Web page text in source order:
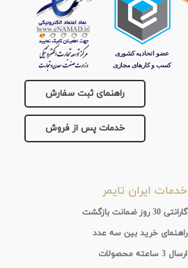
راهنمای ثبت سفارش
خدمات پس از فروش
خدمات ایران تایمر
گارانتی 30 روز ضمانت بازگشت
راهنمای خرید بین سه عدد
ارسال 3 ساعته محصولات